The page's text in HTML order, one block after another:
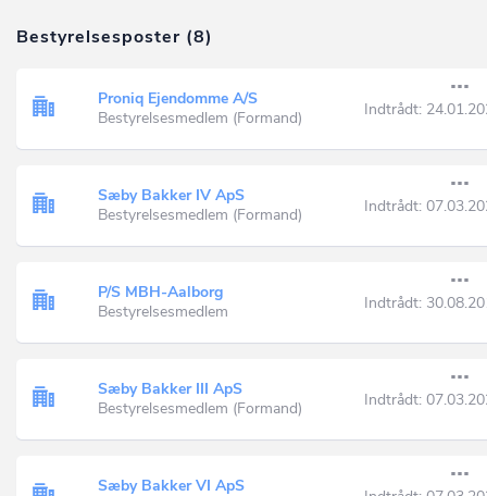
Bestyrelsesposter (8)
Proniq Ejendomme A/S
Bestyrelsesmedlem (Formand)
Indtrådt:
Sæby Bakker IV ApS
Bestyrelsesmedlem (Formand)
Indtrådt:
P/S MBH-Aalborg
Bestyrelsesmedlem
Indtrådt:
Sæby Bakker III ApS
Bestyrelsesmedlem (Formand)
Indtrådt:
Sæby Bakker VI ApS